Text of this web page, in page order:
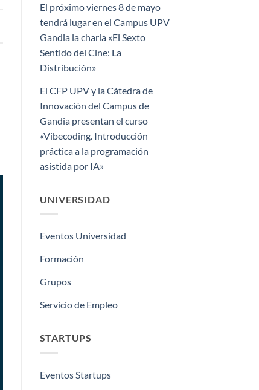
El próximo viernes 8 de mayo
tendrá lugar en el Campus UPV
Gandia la charla «El Sexto
Sentido del Cine: La
Distribución»
El CFP UPV y la Cátedra de
Innovación del Campus de
Gandia presentan el curso
«Vibecoding. Introducción
práctica a la programación
asistida por IA»
UNIVERSIDAD
Eventos Universidad
Formación
Grupos
Servicio de Empleo
STARTUPS
Eventos Startups